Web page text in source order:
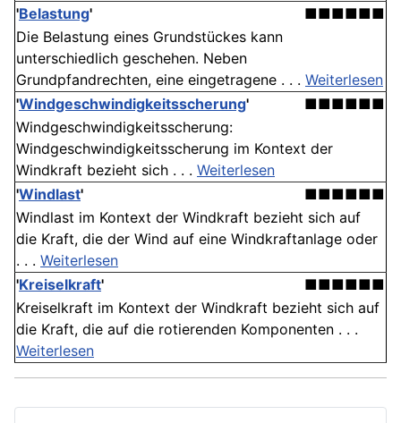
'Belastung'
■■■■■■
Die Belastung eines Grundstückes kann
unterschiedlich geschehen. Neben
Grundpfandrechten, eine eingetragene . . . Weiterlesen
'Wind­geschwindigkeits­scherung'
■■■■■■
Wind­geschwindigkeits­scherung:
Windgeschwindigkeitsscherung im Kontext der
Windkraft bezieht sich . . . Weiterlesen
'Windlast'
■■■■■■
Windlast im Kontext der Windkraft bezieht sich auf
die Kraft, die der Wind auf eine Windkraftanlage oder
. . . Weiterlesen
'Kreiselkraft'
■■■■■■
Kreiselkraft im Kontext der Windkraft bezieht sich auf
die Kraft, die auf die rotierenden Komponenten . . .
Weiterlesen